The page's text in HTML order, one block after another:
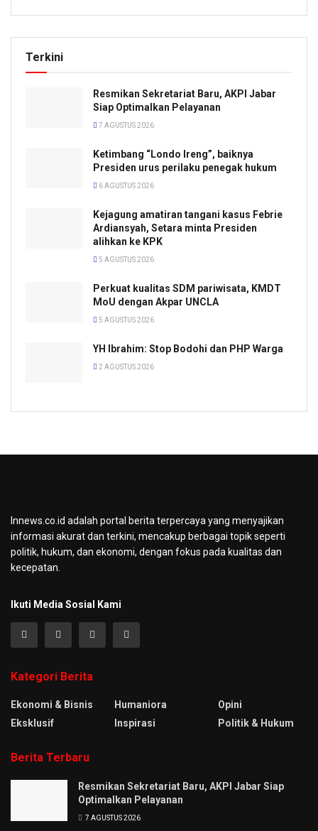
Terkini
Resmikan Sekretariat Baru, AKPI Jabar
Siap Optimalkan Pelayanan
7 AGUSTUS 2026
Ketimbang “Londo Ireng”, baiknya
Presiden urus perilaku penegak hukum
6 AGUSTUS 2026
Kejagung amatiran tangani kasus Febrie
Ardiansyah, Setara minta Presiden
alihkan ke KPK
5 AGUSTUS 2026
Perkuat kualitas SDM pariwisata, KMDT
MoU dengan Akpar UNCLA
5 AGUSTUS 2026
YH Ibrahim: Stop Bodohi dan PHP Warga
2 AGUSTUS 2026
Innews.co.id adalah portal berita terpercaya yang menyajikan
informasi akurat dan terkini, mencakup berbagai topik seperti
politik, hukum, dan ekonomi, dengan fokus pada kualitas dan
kecepatan.
Ikuti Media Sosial Kami
Kategori Berita
Ekonomi & Bisnis
Eksklusif
Humaniora
Inspirasi
Opini
Politik & Hukum
Berita Terbaru
Resmikan Sekretariat Baru, AKPI Jabar Siap
Optimalkan Pelayanan
7 AGUSTUS 2026